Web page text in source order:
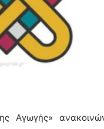
Αγωγής»